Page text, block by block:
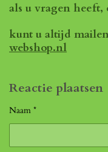
als u vragen
kunt u altijd
webshop.nl
Reactie plaatsen
Naam *